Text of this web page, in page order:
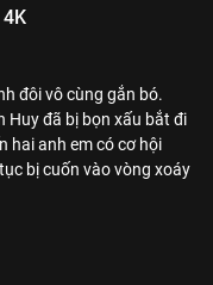
4K
đôi vô cùng gắn bó.
Huy đã bị bọn xấu bắt đi
hai anh em có cơ hội
bị cuốn vào vòng xoáy